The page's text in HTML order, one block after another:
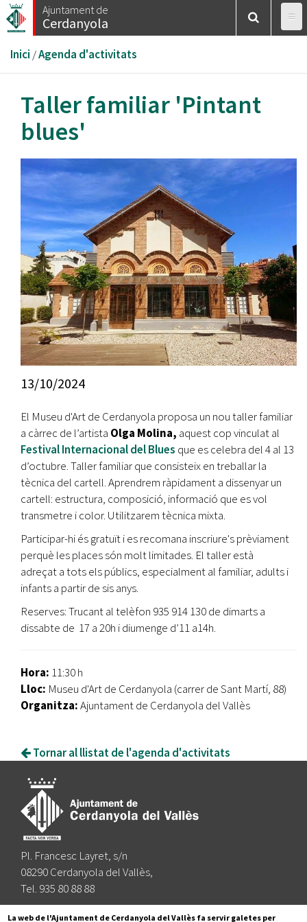
Vés
al
Ajuntament de
Cerdanyola
Esteu
aquí
Inici /Agenda d'activitats
Taller familiar 'Pintant
blues'
13/10/2024
El Museu d'Art de Cerdanyola proposa un nou taller familiar
a càrrec de l’artista Olga Molina, aquest cop vinculat al
Festival Internacional del Blues que es celebra del 4 al 13
d’octubre. Taller familiar que consisteix en treballar la
tècnica del cartell. Aprendrem ràpidament a dissenyar un
cartell: estructura, composició, informació que es vol
transmetre i color. Utilitzarem tècnica mixta.
Participar-hi és gratuït i es recomana inscriure's prèviament
perquè les places són molt limitades. El taller està
adreçat a tots els públics, especialment al familiar, adults i
infants a partir de sis anys.
Reserves: Trucant al telèfon 935 914 130 de dimarts a
dissabte de 17 a 20h i diumenge d’11 a14h.
Hora: 11:30 h
Lloc: Museu d'Art de Cerdanyola (carrer de Sant Martí, 88)
Organitza:Ajuntament de Cerdanyola del Vallès
Tornar al llistat de l'agenda d'activitats
Pl. Francesc Layret, s/n
08290 Cerdanyola del Vallès,
Tel. 935 80 88 88
Segueix-nos a:
La web de l'Ajuntament de Cerdanyola del Vallès fa servir galetes per